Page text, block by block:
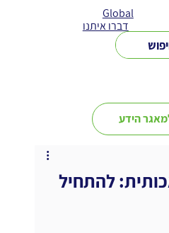
Global
דברו איתנו
הידע
להתחיל